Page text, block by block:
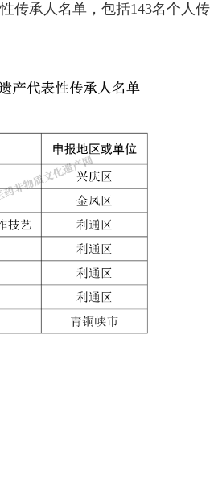
传承人名单，包括143名个人